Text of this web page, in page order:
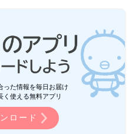
なか打つことができなかった
人で私の身体を抑えてもら
。
にご家族はみなさん総出とい
響もあり、夫のみが付き添い
った情報を毎日お届け
使える無料アプリ
ロード